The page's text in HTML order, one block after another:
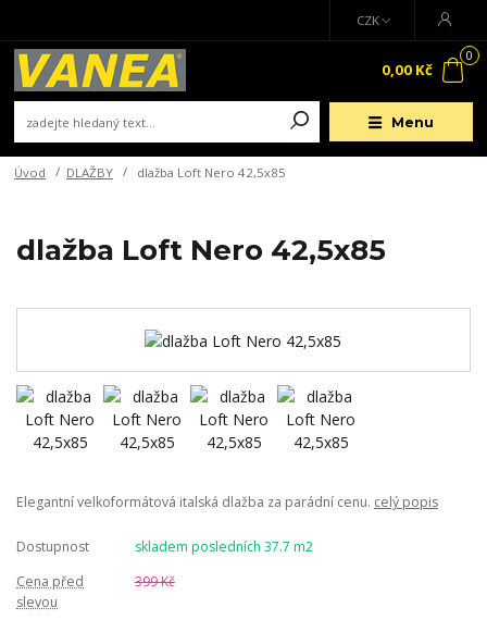
Menu
CZK
0
0,00 Kč
Úvod DLAŽBY dlažba Loft Nero 42,5x85
dlažba Loft Nero 42,5x85
Elegantní velkoformátová italská dlažba za parádní cenu. celý popis
Dostupnost
skladem posledních 37.7 m2
Cena před
slevou
399 Kč